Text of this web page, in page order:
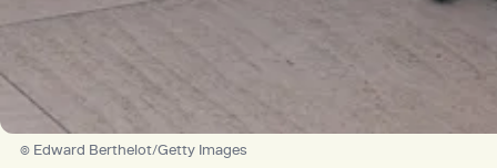
© Edward Berthelot/Getty Images